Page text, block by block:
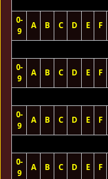
0-
9
A B C D E F
0-
9
A B C D E F
0-
9
A B C D E F
0-
9
A B C D E F